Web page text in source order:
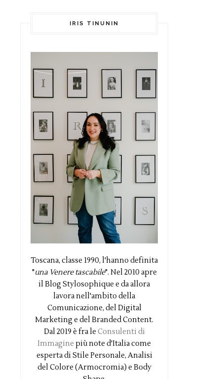
IRIS TINUNIN
Toscana, classe 1990, l'hanno definita
"una Venere tascabile". Nel 2010 apre
il Blog Stylosophique e da allora
lavora nell'ambito della
Comunicazione, del Digital
Marketing e del Branded Content.
Dal 2019 è fra le Consulenti di
Immagine più note d'Italia come
esperta di Stile Personale, Analisi
del Colore (Armocromia) e Body